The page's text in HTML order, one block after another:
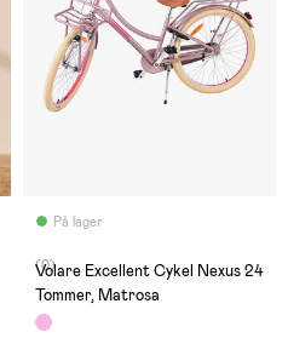
På lager
(0)
Volare Excellent Cykel Nexus 24
Tommer, Matrosa